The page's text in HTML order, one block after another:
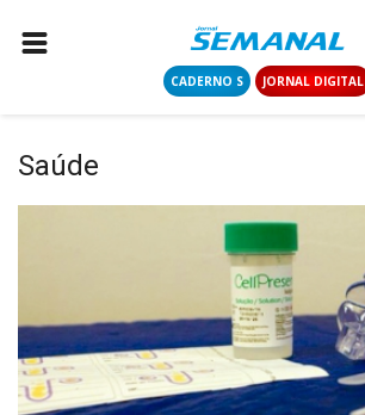
CADERNO S JORNAL DIGITAL
CADASTRAR
CADERNO S
Saúde